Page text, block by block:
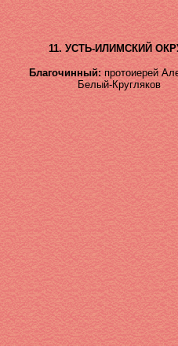
11. УСТЬ-ИЛИМСКИЙ
Благочинный:протоиерей
Белый-Кругляков